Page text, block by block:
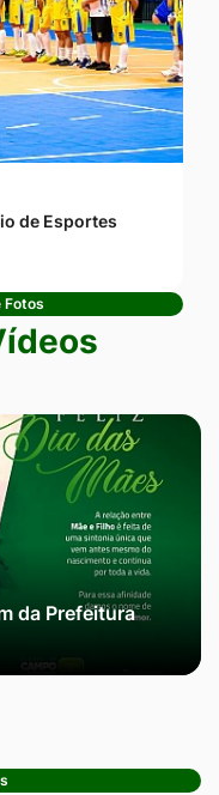
de Esportes
Fotos
da Prefeitura